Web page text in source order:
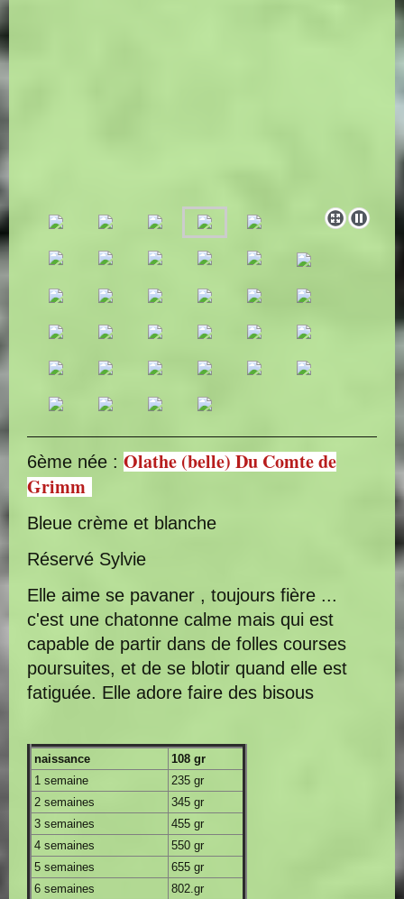
6ème née : Olathe (belle) Du Comte de
Grimm
Bleue crème et blanche
Réservé Sylvie
Elle aime se pavaner , toujours fière ...
c'est une chatonne calme mais qui est
capable de partir dans de folles courses
poursuites, et de se blotir quand elle est
fatiguée. Elle adore faire des bisous
naissance
108 gr
1 semaine
235 gr
2 semaines
345 gr
3 semaines
455 gr
4 semaines
550 gr
5 semaines
655 gr
6 semaines
802.gr